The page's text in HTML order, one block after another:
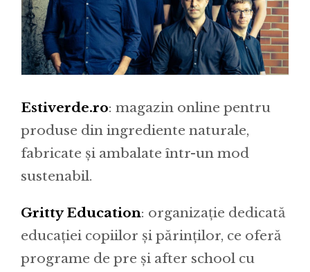
Estiverde.ro: magazin online pentru
produse din ingrediente naturale,
fabricate și ambalate într-un mod
sustenabil.
Gritty Education: organizație dedicată
educației copiilor și părinților, ce oferă
programe de pre și after school cu